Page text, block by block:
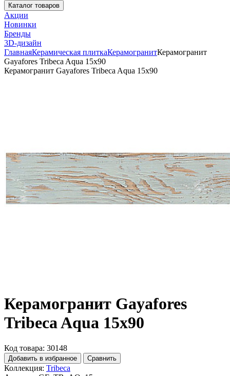
Каталог товаров
Акции
Новинки
Бренды
3D-дизайн
ГлавнаяКерамическая плиткаКерамогранитКерамогранит
Gayafores Tribeca Aqua 15x90
Керамогранит Gayafores Tribeca Aqua 15x90
Керамогранит Gayafores
Tribeca Aqua 15x90
Код товара: 30148
Добавить в избранное Сравнить
Коллекция: Tribeca